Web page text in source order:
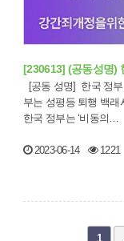
[230613] (공동성명)
부는 성평등 퇴행 백
한국 정부는 ‘비동의…
2023-06-14 1221
1